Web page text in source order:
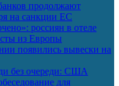
продолжают
на санкции ЕС
россиян в отеле
из Европы
появились вывески на
без очереди: США
для